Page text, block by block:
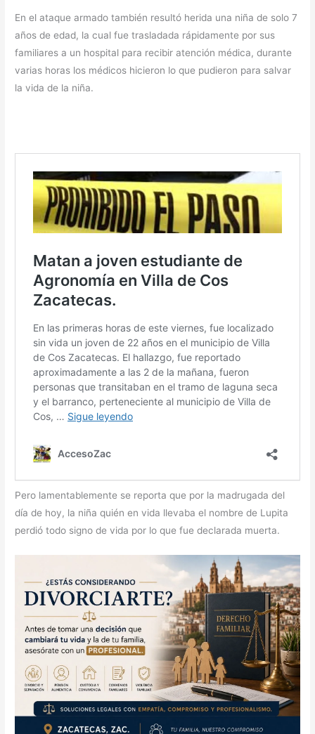
En el ataque armado también resultó herida una niña de solo 7
años de edad, la cual fue trasladada rápidamente por sus
familiares a un hospital para recibir atención médica, durante
varias horas los médicos hicieron lo que pudieron para salvar
la vida de la niña.
Pero lamentablemente se reporta que por la madrugada del
día de hoy, la niña quién en vida llevaba el nombre de Lupita
perdió todo signo de vida por lo que fue declarada muerta.